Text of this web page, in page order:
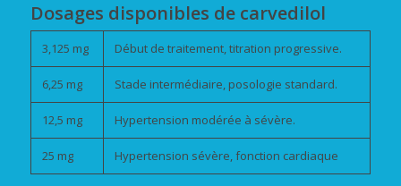
Dosages disponibles de carvedilol
3,125 mg Début de traitement, titration progressive.
6,25 mg Stade intermédiaire, posologie standard.
12,5 mg Hypertension modérée à sévère.
25 mg Hypertension sévère, fonction cardiaque